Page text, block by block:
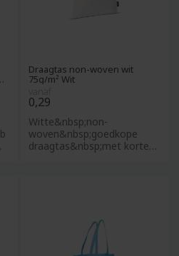
Draagtas non-woven wit
75g/m² Wit
0,29
Witte&nbsp;non-
woven&nbsp;goedkope
draagtas&nbsp;met korte